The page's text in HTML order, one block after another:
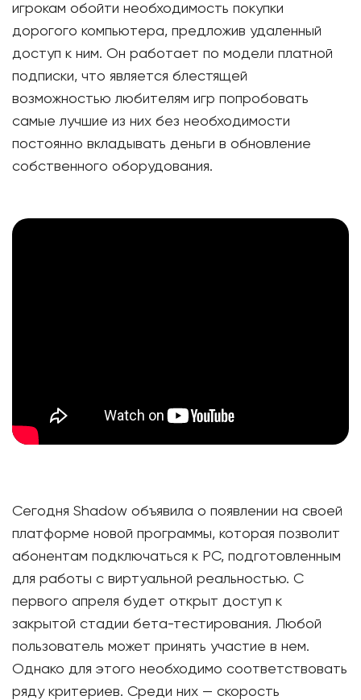
игрокам обойти необходимость покупки
дорогого компьютера, предложив удаленный
доступ к ним. Он работает по модели платной
подписки, что является блестящей
возможностью любителям игр попробовать
самые лучшие из них без необходимости
постоянно вкладывать деньги в обновление
собственного оборудования.
Сегодня Shadow объявила о появлении на своей
платформе новой программы, которая позволит
абонентам подключаться к PC, подготовленным
для работы с виртуальной реальностью. С
первого апреля будет открыт доступ к
закрытой стадии бета-тестирования. Любой
пользователь может принять участие в нем.
Однако для этого необходимо соответствовать
ряду критериев. Среди них — скорость